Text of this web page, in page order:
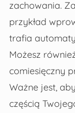
zachowania.
przykład
trafia
Możesz
comiesięczny
Ważne jest,
częścią